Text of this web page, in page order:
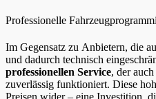
Professionelle
Im Gegensatz zu Anbietern, die
und dadurch technisch
professionellen Service, der
zuverlässig funktioniert. Diese